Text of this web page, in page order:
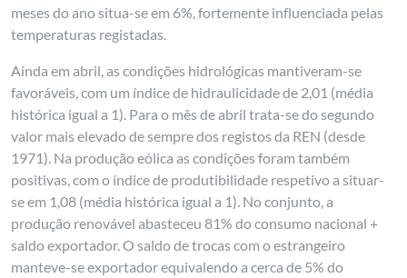
meses do ano situa-se em 6%, fortemente influenciada pelas
temperaturas registadas.
Ainda em abril, as condições hidrológicas mantiveram-se
favoráveis, com um índice de hidraulicidade de 2,01 (média
histórica igual a 1). Para o mês de abril trata-se do segundo
valor mais elevado de sempre dos registos da REN (desde
1971). Na produção eólica as condições foram também
positivas, com o índice de produtibilidade respetivo a situar-
se em 1,08 (média histórica igual a 1). No conjunto, a
produção renovável abasteceu 81% do consumo nacional +
saldo exportador. O saldo de trocas com o estrangeiro
manteve-se exportador equivalendo a cerca de 5% do